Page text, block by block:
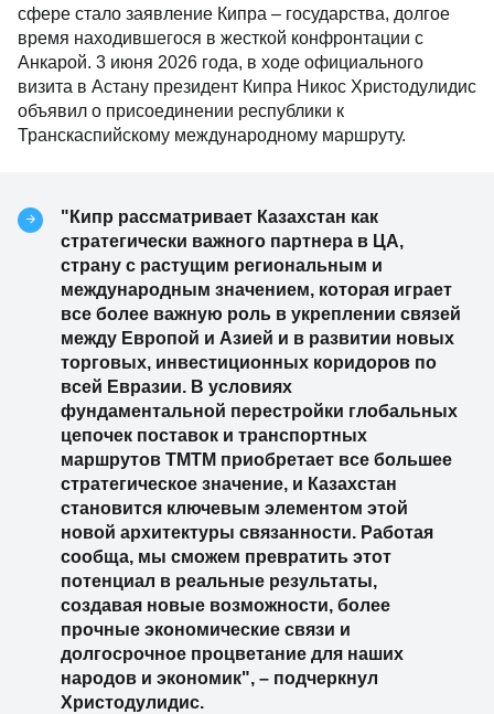
сфере стало заявление Кипра – государства, долгое
время находившегося в жесткой конфронтации с
Анкарой. 3 июня 2026 года, в ходе официального
визита в Астану президент Кипра Никос Христодулидис
объявил о присоединении республики к
Транскаспийскому международному маршруту.
"Кипр рассматривает Казахстан как
стратегически важного партнера в ЦА,
страну с растущим региональным и
международным значением, которая играет
все более важную роль в укреплении связей
между Европой и Азией и в развитии новых
торговых, инвестиционных коридоров по
всей Евразии. В условиях
фундаментальной перестройки глобальных
цепочек поставок и транспортных
маршрутов ТМТМ приобретает все большее
стратегическое значение, и Казахстан
становится ключевым элементом этой
новой архитектуры связанности. Работая
сообща, мы сможем превратить этот
потенциал в реальные результаты,
создавая новые возможности, более
прочные экономические связи и
долгосрочное процветание для наших
народов и экономик", – подчеркнул
Христодулидис.